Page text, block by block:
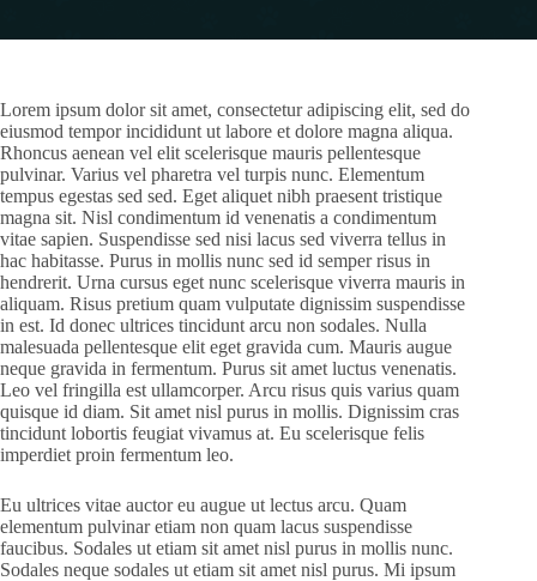
Lorem ipsum dolor sit amet, consectetur adipiscing elit, sed do
eiusmod tempor incididunt ut labore et dolore magna aliqua.
Rhoncus aenean vel elit scelerisque mauris pellentesque
pulvinar. Varius vel pharetra vel turpis nunc. Elementum
tempus egestas sed sed. Eget aliquet nibh praesent tristique
magna sit. Nisl condimentum id venenatis a condimentum
vitae sapien. Suspendisse sed nisi lacus sed viverra tellus in
hac habitasse. Purus in mollis nunc sed id semper risus in
hendrerit. Urna cursus eget nunc scelerisque viverra mauris in
aliquam. Risus pretium quam vulputate dignissim suspendisse
in est. Id donec ultrices tincidunt arcu non sodales. Nulla
malesuada pellentesque elit eget gravida cum. Mauris augue
neque gravida in fermentum. Purus sit amet luctus venenatis.
Leo vel fringilla est ullamcorper. Arcu risus quis varius quam
quisque id diam. Sit amet nisl purus in mollis. Dignissim cras
tincidunt lobortis feugiat vivamus at. Eu scelerisque felis
imperdiet proin fermentum leo.
Eu ultrices vitae auctor eu augue ut lectus arcu. Quam
elementum pulvinar etiam non quam lacus suspendisse
faucibus. Sodales ut etiam sit amet nisl purus in mollis nunc.
Sodales neque sodales ut etiam sit amet nisl purus. Mi ipsum